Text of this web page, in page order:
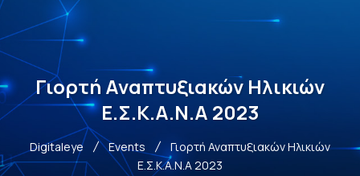
Γιορτή Αναπτυξιακών Ηλικιών
Ε.Σ.Κ.Α.Ν.Α 2023
Digitaleye Events
Γιορτή Αναπτυξιακών Ηλικιών
Ε.Σ.Κ.Α.Ν.Α 2023